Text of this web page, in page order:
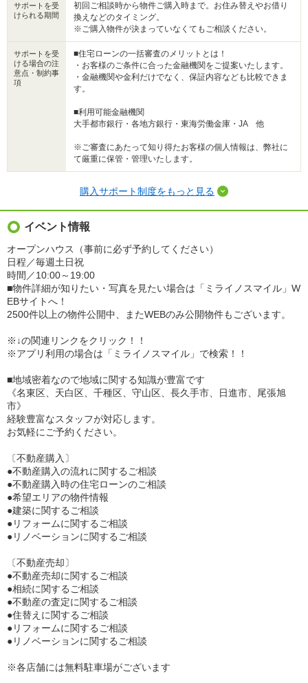
サポートを受
けられる期間
初回ご相談時から物件ご購入時まで。お住み替えやお借り
換えなどのタイミング。
※ご購入物件が決まっていなくてもご相談ください。
サポートを受
ける場合の注
意点・制約事
項
■住宅ローンの一括審査のメリットとは！
・お客様のご条件に合った金融機関をご提案いたします。
・金融機関や金利だけでなく、保証内容なども比較できま
す。
■利用可能金融機関
大手都市銀行・各地方銀行・東海労働金庫・JA 他
※ご審査にあたって知り得たお客様の個人情報は、弊社に
て厳重に保管・管理いたします。
購入サポート制度をもっと見る
イベント情報
オープンハウス（事前に必ず予約してください）
日程／毎週土日祝
時間／10:00～19:00
■物件詳細が知りたい・写真を見たい場合は「ミライノスマイル」W
EBサイトへ！
2500件以上の物件公開中、またWEBのみ公開物件もございます。
※↓の関連リンクをクリック！！
※アプリ利用の場合は「ミライノスマイル」で検索！！
■地域密着なので地域に関する知識が豊富です
《名東区、天白区、千種区、守山区、長久手市、日進市、尾張旭
市》
経験豊富なスタッフが対応します。
お気軽にご予約ください。
〔不動産購入〕
●不動産購入の流れに関するご相談
●不動産購入時の住宅ローンのご相談
●希望エリアの物件情報
●建築に関するご相談
●リフォームに関するご相談
●リノベーションに関するご相談
〔不動産売却〕
●不動産売却に関するご相談
●相続に関するご相談
●不動産の査定に関するご相談
●住替えに関するご相談
●リフォームに関するご相談
●リノベーションに関するご相談
※各店舗には無料駐車場がございます